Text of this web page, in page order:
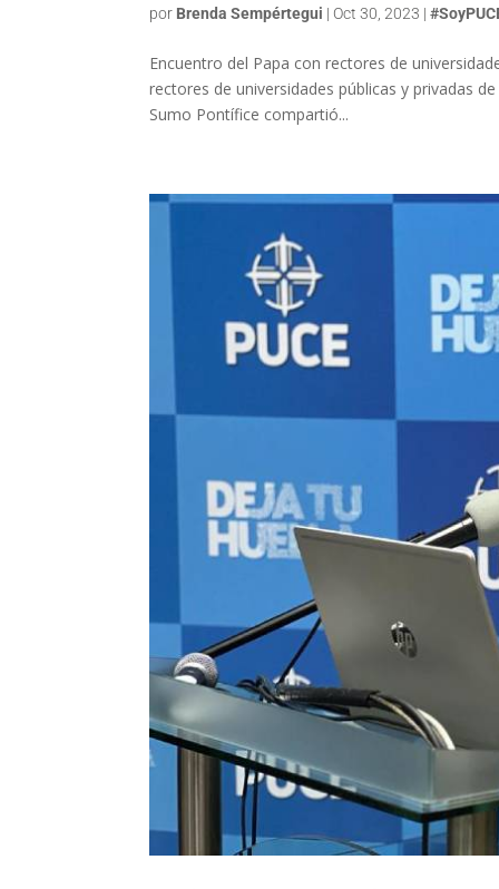
por Brenda Sempértegui | Oct 30, 2023 |
Encuentro del Papa con rectores de
rectores de universidades públicas y privadas
Sumo Pontífice compartió...